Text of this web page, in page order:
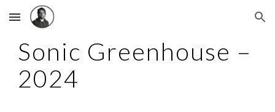
Skip to main content Skip to navigation
Sonic Greenhouse –
2024